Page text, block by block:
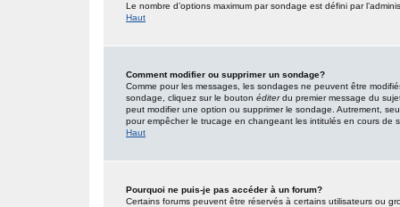
Le nombre d’options maximum par sondage est défini par
Haut
Comment modifier ou supprimer un sondage?
Comme pour les messages, les sondages ne peuvent être
sondage, cliquez sur le bouton éditerdu premier message du
peut modifier une option ou supprimer le sondage. Autrement,
pour empêcher le trucage en changeant les intitulés en cours de
Haut
Pourquoi ne puis-je pas accéder à un forum?
Certains forums peuvent être réservés à certains utilisateurs ou